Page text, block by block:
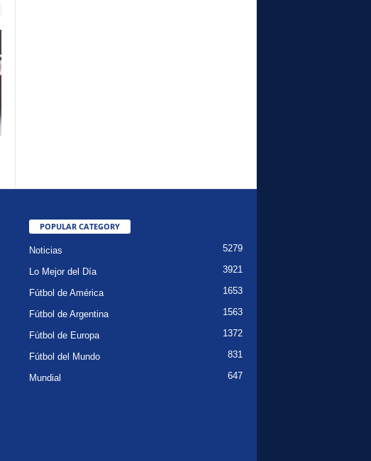
POPULAR CATEGORY
Noticias 5279
Lo Mejor del Día 3921
Fútbol de América 1653
Fútbol de Argentina 1563
Fútbol de Europa 1372
Fútbol del Mundo 831
Mundial 647